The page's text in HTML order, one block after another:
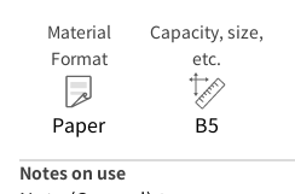
Material
Format
Paper
Capacity, size,
etc.
B5
Notes on use